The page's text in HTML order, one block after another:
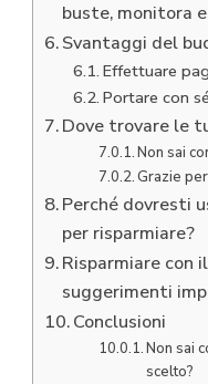
buste, monitora
Svantaggi del
Effettuare
Portare con
Dove trovare le
Non sai
Grazie
Perché dovresti
per risparmiare?
Risparmiare con
suggerimenti
Conclusioni
Non sai
scelto?